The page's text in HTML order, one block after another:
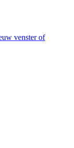
venster of